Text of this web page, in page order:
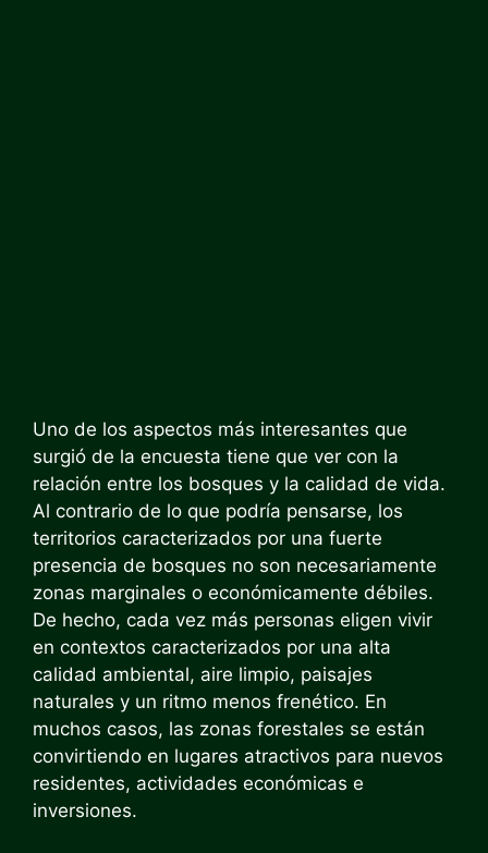
Uno de los aspectos más interesantes que
surgió de la encuesta tiene que ver con la
relación entre los bosques y la calidad de vida.
Al contrario de lo que podría pensarse, los
territorios caracterizados por una fuerte
presencia de bosques no son necesariamente
zonas marginales o económicamente débiles.
De hecho, cada vez más personas eligen vivir
en contextos caracterizados por una alta
calidad ambiental, aire limpio, paisajes
naturales y un ritmo menos frenético. En
muchos casos, las zonas forestales se están
convirtiendo en lugares atractivos para nuevos
residentes, actividades económicas e
inversiones.